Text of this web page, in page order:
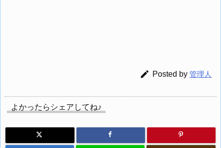
 Posted by 管理人
よかったらシェアしてね♪